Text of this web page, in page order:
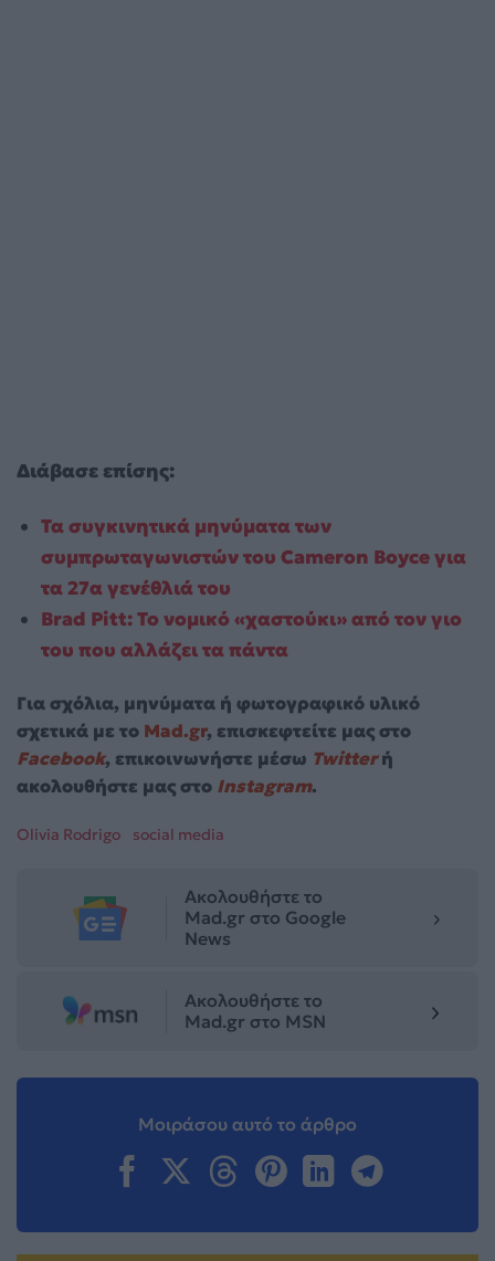
Διάβασε επίσης:
Τα συγκινητικά μηνύματα των
συμπρωταγωνιστών του Cameron Boyce για
τα 27α γενέθλιά του
Brad Pitt: Το νομικό «χαστούκι» από τον γιο
του που αλλάζει τα πάντα
Για σχόλια, μηνύματα ή φωτογραφικό υλικό
σχετικά με το Mad.gr, επισκεφτείτε μας στο
Facebook, επικοινωνήστε μέσω Twitterή
ακολουθήστε μας στο Instagram.
Olivia Rodrigo social media
Ακολουθήστε το
Mad.gr στο Google
News
Ακολουθήστε το
Mad.gr στο MSN
Μοιράσου αυτό το άρθρο